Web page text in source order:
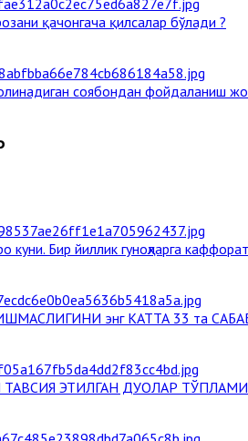
қачонгача қилсалар бўлади ?
соябондан фойдаланиш
Бир йиллик гуноҳларга
энг КАТТА 33 та
ЭТИЛГАН ДУОЛАР ТЎПЛАМИ